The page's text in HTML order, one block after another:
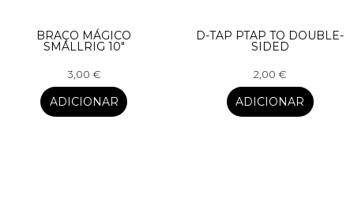
BRAÇO MÁGICO
SMALLRIG 10″
3,00 €
ADICIONAR
D-TAP PTAP TO DOUBLE-
SIDED
2,00 €
ADICIONAR